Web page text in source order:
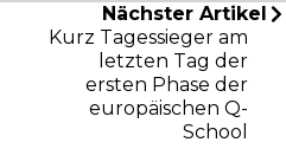
Nächster Artikel
Kurz Tagessieger am
letzten Tag der
ersten Phase der
europäischen Q-
School